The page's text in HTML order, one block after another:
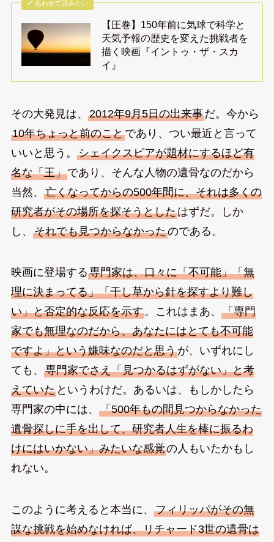
あわせて読みたい
【圧巻】150年前に気球で科学と
天気予報の歴史を変えた挑戦者を
描く映画『イントゥ・ザ・スカ
イ』
その大発見は、 2012年9月5日の出来事だ。今から
10年ちょっと前のことであり、つい最近と言って
いいと思う。 シェイクスピアが題材にするほど有
名な「王」であり、そんな人物の遺骨なのだから
当然、 亡くなってからの500年間に、それは多くの
研究者がその場所を探そうとしたはずだ。しか
し、 それでも見つからなかったのである。
映画に登場する専門家は、口々に「不可能」「無
理に決まってる」「干し草から針を探すより難し
い」と否定的な反応を示す。これはまあ、 「専門
家でも無理なのだから、あなたにはとても不可能
ですよ」という嫌味なのだと思うが、いずれにし
ても、 専門家でさえ「見つかるはずがない」と考
えていたというわけだ。あるいは、もしかしたら
専門家の中には、 「500年もの間見つからなかった
遺骨探しに手を出して、研究者人生を棒に振るわ
けにはいかない」みたいな感覚の人もいたかもし
れない。
このように考えると本当に、 フィリッパがその無
謀な挑戦を始めなければ、リチャード3世の遺骨は